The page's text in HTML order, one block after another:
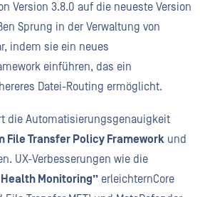
Version 3.8.0 auf die neueste Version
Sprung in der Verwaltung von
indem sie ein neues
einführen, das ein
Datei-Routing ermöglicht.
die Automatisierungsgenauigkeit
File Transfer Policy Framework und
UX-Verbesserungen wie die
Monitoring” erleichternCore